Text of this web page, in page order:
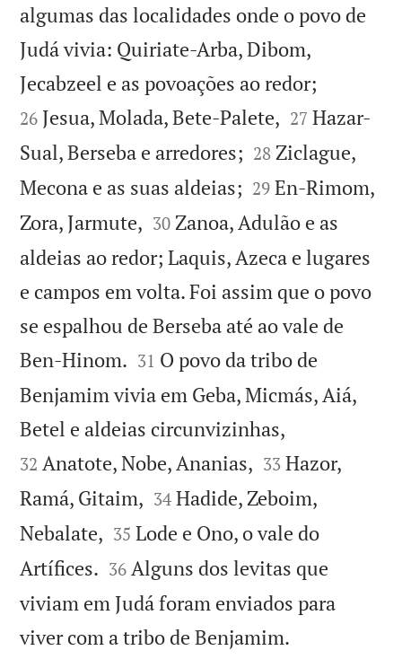
algumas das localidades onde o povo de
Judá vivia: Quiriate-Arba, Dibom,
Jecabzeel e as povoações ao redor;
26 Jesua, Molada, Bete-Palete, 

27 Hazar-
Sual, Berseba e arredores; 

28 Ziclague,
Mecona e as suas aldeias; 

29 En-Rimom,
Zora, Jarmute, 

30 Zanoa, Adulão e as
aldeias ao redor; Laquis, Azeca e lugares
e campos em volta. Foi assim que o povo
se espalhou de Berseba até ao vale de
Ben-Hinom. 

31 O povo da tribo de
Benjamim vivia em Geba, Micmás, Aiá,
Betel e aldeias circunvizinhas,
32 Anatote, Nobe, Ananias, 

33 Hazor,
Ramá, Gitaim, 

34 Hadide, Zeboim,
Nebalate, 

35 Lode e Ono, o vale do
Artífices. 

36 Alguns dos levitas que
viviam em Judá foram enviados para
viver com a tribo de Benjamim.